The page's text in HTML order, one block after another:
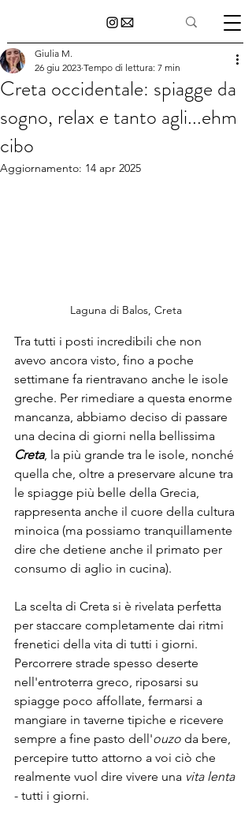
Creta occidentale: spiagge da
sogno, relax e tanto agli...ehm
cibo
Giulia M.
26 giu 2023 Tempo di lettura: 7 min
Aggiornamento: 14 apr 2025
Laguna di Balos, Creta
Tra tutti i posti incredibili che non
avevo ancora visto, fino a poche
settimane fa rientravano anche le isole
greche. Per rimediare a questa enorme
mancanza, abbiamo deciso di passare
una decina di giorni nella bellissima
Creta, la più grande tra le isole, nonché
quella che, oltre a preservare alcune tra
le spiagge più belle della Grecia,
rappresenta anche il cuore della cultura
minoica (ma possiamo tranquillamente
dire che detiene anche il primato per
consumo di aglio in cucina).
La scelta di Creta si è rivelata perfetta
per staccare completamente dai ritmi
frenetici della vita di tutti i giorni.
Percorrere strade spesso deserte
nell'entroterra greco, riposarsi su
spiagge poco affollate, fermarsi a
mangiare in taverne tipiche e ricevere
sempre a fine pasto dell'ouzo da bere,
percepire tutto attorno a voi ciò che
realmente vuol dire vivere una vita lenta
- tutti i giorni.